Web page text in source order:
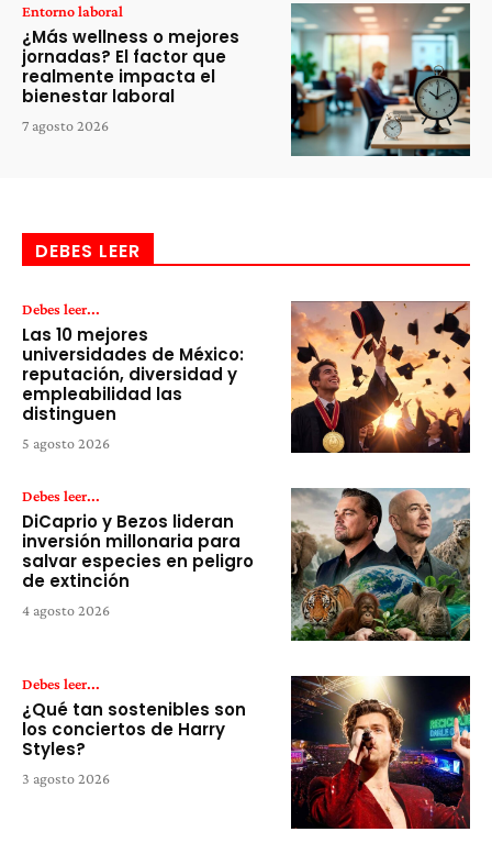
Entorno laboral
¿Más wellness o mejores
jornadas? El factor que
realmente impacta el
bienestar laboral
7 agosto 2026
DEBES LEER
Debes leer...
Las 10 mejores
universidades de México:
reputación, diversidad y
empleabilidad las
distinguen
5 agosto 2026
Debes leer...
DiCaprio y Bezos lideran
inversión millonaria para
salvar especies en peligro
de extinción
4 agosto 2026
Debes leer...
¿Qué tan sostenibles son
los conciertos de Harry
Styles?
3 agosto 2026